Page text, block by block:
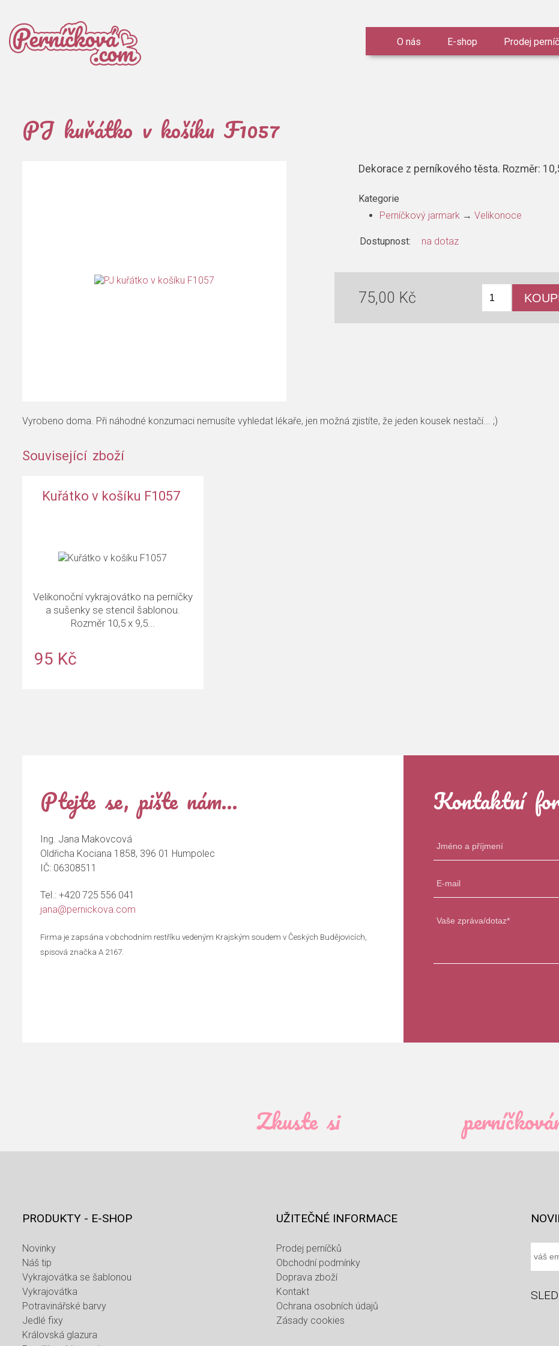
O nás E-shop Prodej
PJ kuřátko v košíku F1057
Dekorace z perníkového těsta. Rozměr:
Kategorie
Perníčkový jarmark →Velikonoce
Dostupnost: na dotaz
75,00 Kč
Vyrobeno doma. Při náhodné konzumaci nemusíte vyhledat lékaře, jen možná zjistíte, že jeden kousek nestačí... ;)
Související zboží
Kuřátko v košíku F1057
Velikonoční vykrajovátko na perníčky
a sušenky se stencil šablonou.
Rozměr 10,5 x 9,5...
95 Kč
Ptejte se, pište nám…
Ing. Jana Makovcová
Oldřicha Kociana 1858, 396 01 Humpolec
IČ: 06308511
Tel.: +420 725 556 041
jana@pernickova.com
Firma je zapsána v obchodním restříku vedeným Krajským soudem v Českých Budějovicích,
spisová značka A 2167.
Kontaktní
Zkuste si
PRODUKTY - E-SHOP
Novinky
Náš tip
Vykrajovátka se šablonou
Vykrajovátka
Potravinářské barvy
Jedlé fixy
Královská glazura
UŽITEČNÉ INFORMACE
Prodej perníčků
Obchodní podmínky
Doprava zboží
Kontakt
Ochrana osobních údajů
Zásady cookies